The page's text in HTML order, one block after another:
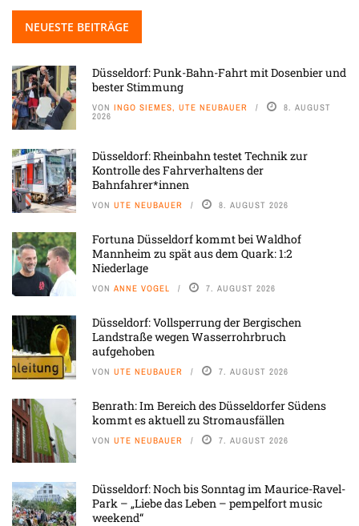
NEUESTE BEITRÄGE
Düsseldorf: Punk-Bahn-Fahrt mit Dosenbier und
bester Stimmung
VON INGO SIEMES, UTE NEUBAUER 8. AUGUST
2026
Düsseldorf: Rheinbahn testet Technik zur
Kontrolle des Fahrverhaltens der
Bahnfahrer*innen
VON UTE NEUBAUER 8. AUGUST 2026
Fortuna Düsseldorf kommt bei Waldhof
Mannheim zu spät aus dem Quark: 1:2
Niederlage
VON ANNE VOGEL 7. AUGUST 2026
Düsseldorf: Vollsperrung der Bergischen
Landstraße wegen Wasserrohrbruch
aufgehoben
VON UTE NEUBAUER 7. AUGUST 2026
Benrath: Im Bereich des Düsseldorfer Südens
kommt es aktuell zu Stromausfällen
VON UTE NEUBAUER 7. AUGUST 2026
Düsseldorf: Noch bis Sonntag im Maurice-Ravel-
Park – „Liebe das Leben – pempelfort music
weekend“